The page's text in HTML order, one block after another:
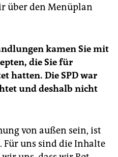
über den Menüplan
kamen Sie mit
die Sie für
hatten. Die SPD war
und deshalb nicht
von außen sein, ist
Für uns sind die Inhalte